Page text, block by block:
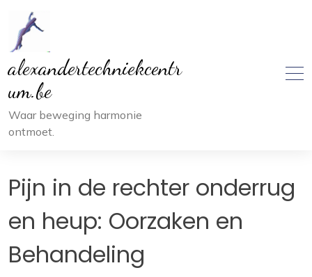
inhoud
alexandertechniekcentr
um.be
Waar beweging harmonie
ontmoet.
Pijn in de rechter onderrug
en heup: Oorzaken en
Behandeling